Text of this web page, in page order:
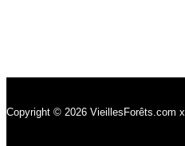
Copyright © 2026 VieillesForêts.com x